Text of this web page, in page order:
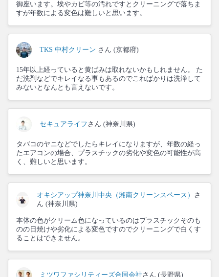
御座います。埃やカビ等の汚れですとクリーニングで落ちま
すが年数による変色は難しいと思います。
TKS 中村クリーン さん (京都府)
15年以上経っていると黄ばみは取れないかもしれません。 た
だ洗剤などでキレイなる事もあるのでこればかりは洗浄して
みないとなんとも言えないです。
セキュアライフ さん (神奈川県)
タバコのヤニなどでしたらキレイになりますが、年数の経っ
たエアコンの場合、プラスチックの劣化や変色の可能性が高
く、難しいと思います。
オキシアップ神奈川中央（湘南クリーンスペース）
さ
ん (神奈川県)
本体の色がクリーム色になっているのはプラスチックそのも
のの日焼けや劣化による変色ですのでクリーニングで白くす
ることはできません。
ミツワファシリティーズ合同会社 さん (長野県)